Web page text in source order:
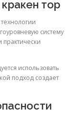
тор
систему
использовать
подход создает